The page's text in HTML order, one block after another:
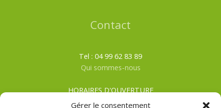
Gérer le consentement
Contact
Tel : 04 99 62 83 89
Qui sommes-nous
HORAIRES D'OUVERTURE
Du lundi au samedi